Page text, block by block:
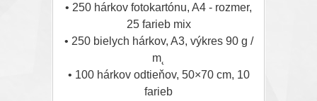
• 250 hárkov fotokartónu, A4 - rozmer,
25 farieb mix
• 250 bielych hárkov, A3, výkres 90 g /
m˛
• 100 hárkov odtieňov, 50×70 cm, 10
farieb